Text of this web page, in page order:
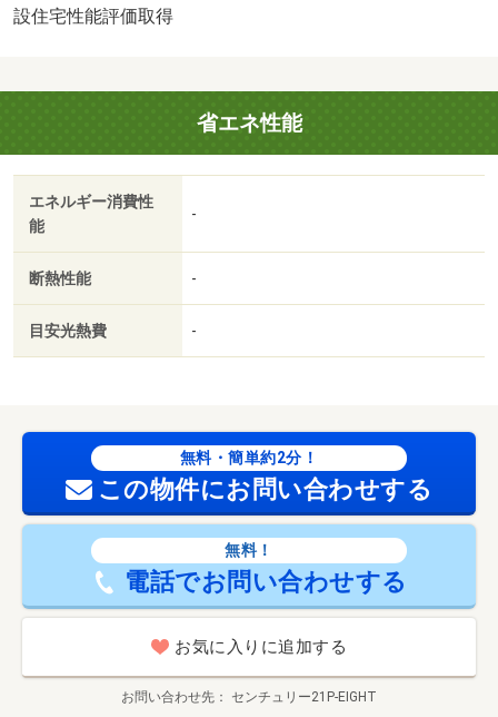
庫、洗濯機、掃除機の中からお選び頂けます。（景品法規
建築確認：有/NO.第ＨＰＡ－２６－００４６６－１号
述べ床面積：93.79m
法令等制限：宅地造成工事規制区域、準防火地域、都市再
生特別措置法、特定都市河川浸水被害対策法、八事地区
設住宅性能評価取得
省エネ性能
エネルギー消費性
能
-
断熱性能 -
目安光熱費 -
無料・簡単約2分！
この物件にお問い合わせする
無料！
電話でお問い合わせする
お気に入りに追加する
お問い合わせ先
センチュリー21P-EIGHT